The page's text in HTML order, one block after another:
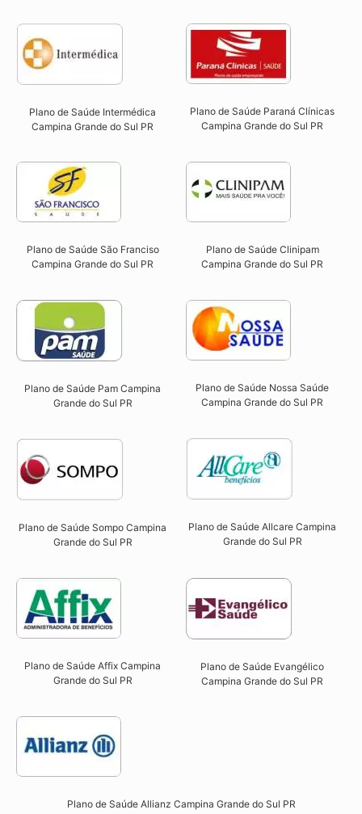
Plano de Saúde Intermédica
Campina Grande do Sul PR​
Plano de Saúde Paraná Clínicas
Campina Grande do Sul PR
Plano de Saúde São Franciso
Campina Grande do Sul PR​
Plano de Saúde Clinipam
Campina Grande do Sul PR​
Plano de Saúde Pam Campina
Grande do Sul PR​
Plano de Saúde Nossa Saúde
Campina Grande do Sul PR​
Plano de Saúde Sompo Campina
Grande do Sul PR​
Plano de Saúde Allcare Campina
Grande do Sul PR​
Plano de Saúde Affix Campina
Grande do Sul PR​
Plano de Saúde Evangélico
Campina Grande do Sul PR​
Plano de Saúde Allianz Campina Grande do Sul PR​